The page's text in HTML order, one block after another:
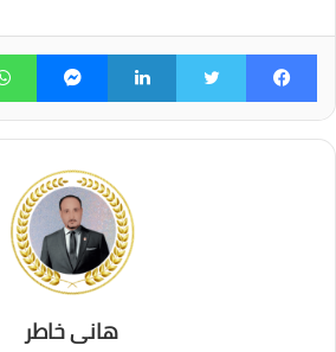
فيسبوك لينكدإن
هانى خاطر